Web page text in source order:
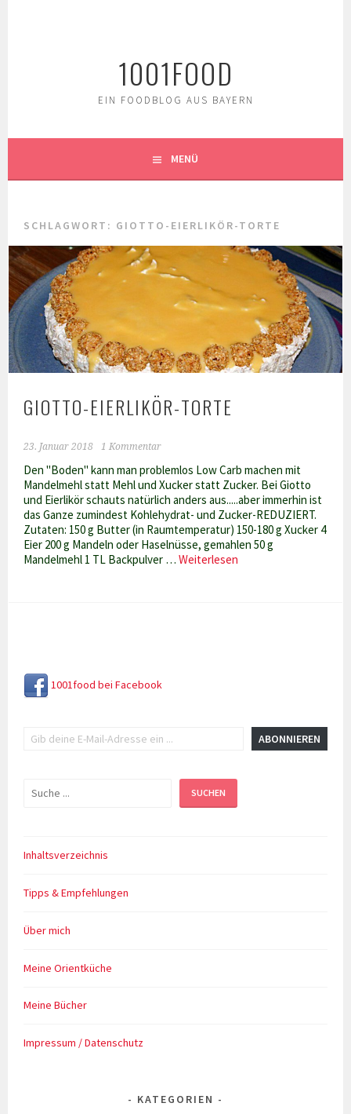
1001FOOD
EIN FOODBLOG AUS BAYERN
MENÜ
SCHLAGWORT: GIOTTO-EIERLIKÖR-TORTE
GIOTTO-EIERLIKÖR-TORTE
23. Januar 2018 1 Kommentar
Den "Boden" kann man problemlos Low Carb machen mit
Mandelmehl statt Mehl und Xucker statt Zucker. Bei Giotto
und Eierlikör schauts natürlich anders aus.....aber immerhin ist
das Ganze zumindest Kohlehydrat- und Zucker-REDUZIERT.
Zutaten: 150 g Butter (in Raumtemperatur) 150-180 g Xucker 4
Eier 200 g Mandeln oder Haselnüsse, gemahlen 50 g
Mandelmehl 1 TL Backpulver …Weiterlesen
1001food bei Facebook
ABONNIEREN
Suchen SUCHEN
Inhaltsverzeichnis
Tipps & Empfehlungen
Über mich
Meine Orientküche
Meine Bücher
Impressum / Datenschutz
KATEGORIEN